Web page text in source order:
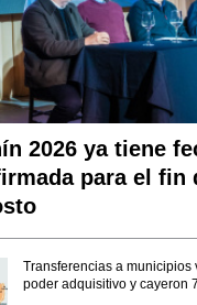
2026 ya tiene
para el fin
Transferencias a municipios
poder adquisitivo y cayeron